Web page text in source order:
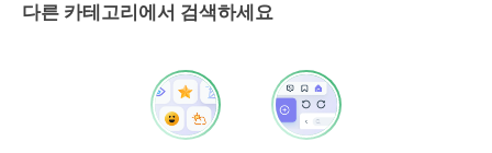
다른 카테고리에서 검색하세요